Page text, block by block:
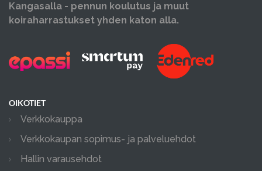
Kangasalla - pennun koulutus ja muut
koiraharrastukset yhden katon alla.
OIKOTIET
Verkkokauppa
Verkkokaupan sopimus- ja palveluehdot
Hallin varausehdot